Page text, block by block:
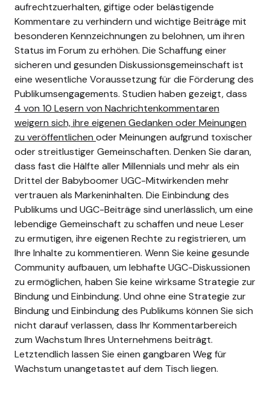
aufrechtzuerhalten, giftige oder belästigende
Kommentare zu verhindern und wichtige Beiträge mit
besonderen Kennzeichnungen zu belohnen, um ihren
Status im Forum zu erhöhen. Die Schaffung einer
sicheren und gesunden Diskussionsgemeinschaft ist
eine wesentliche Voraussetzung für die Förderung des
Publikumsengagements. Studien haben gezeigt, dass
4 von 10 Lesern von Nachrichtenkommentaren
weigern sich, ihre eigenen Gedanken oder Meinungen
zu veröffentlichen oder Meinungen aufgrund toxischer
oder streitlustiger Gemeinschaften. Denken Sie daran,
dass fast die Hälfte aller Millennials und mehr als ein
Drittel der Babyboomer UGC-Mitwirkenden mehr
vertrauen als Markeninhalten. Die Einbindung des
Publikums und UGC-Beiträge sind unerlässlich, um eine
lebendige Gemeinschaft zu schaffen und neue Leser
zu ermutigen, ihre eigenen Rechte zu registrieren, um
Ihre Inhalte zu kommentieren. Wenn Sie keine gesunde
Community aufbauen, um lebhafte UGC-Diskussionen
zu ermöglichen, haben Sie keine wirksame Strategie zur
Bindung und Einbindung. Und ohne eine Strategie zur
Bindung und Einbindung des Publikums können Sie sich
nicht darauf verlassen, dass Ihr Kommentarbereich
zum Wachstum Ihres Unternehmens beiträgt.
Letztendlich lassen Sie einen gangbaren Weg für
Wachstum unangetastet auf dem Tisch liegen.